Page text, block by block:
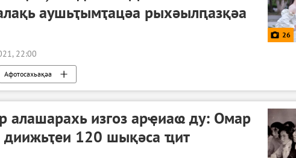
аушьҭымҭацәа рыхәылԥазқәа
26
22:00
Афотосахьақәа
алашарахь изгоз арҿиаҩ ду: Омар
диижьҭеи 120 шықәса ҵит